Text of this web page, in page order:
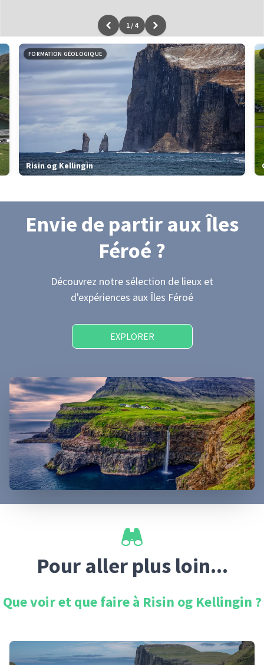
Leaflet|données ©OpenStreetMap/ODbL - renduOSM France
1 / 4
FORMATION GÉOLOGIQUE
Risin og Kellingin
Envie de partir aux Îles
Féroé ?
Découvrez notre sélection de lieux et
d'expériences aux Îles Féroé
EXPLORER
Pour aller plus loin...
Que voir et que faire à Risin og Kellingin ?